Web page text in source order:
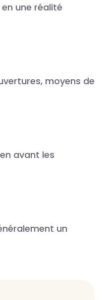
une réalité
moyens de
avant les
un